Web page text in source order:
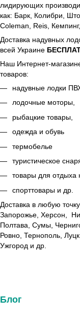
лидирующих
как: Барк, Колибри,
Coleman, Reis,
Доставка надувных
всей Украине
Наш Интернет-
товаров:
надувные лодки
лодочные моторы,
рыбацкие товары,
одежда и обувь
термобелье
туристическое
товары для отдыха
спорттовары и др.
Доставка в любую
Запорожье, Херсон,
Полтава, Сумы,
Ровно, Тернополь,
Ужгород и др.
Блог